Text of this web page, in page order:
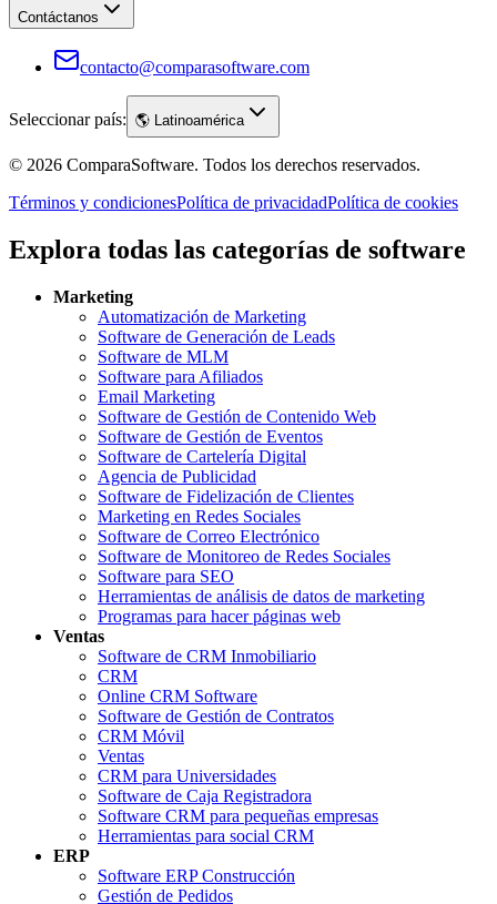
Contáctanos
contacto@comparasoftware.com
Seleccionar país: 🌎 Latinoamérica
© 2026 ComparaSoftware. Todos los derechos reservados.
Términos y condicionesPolítica de privacidadPolítica de cookies
Explora todas las categorías de software
Marketing
Automatización de Marketing
Software de Generación de Leads
Software de MLM
Software para Afiliados
Email Marketing
Software de Gestión de Contenido Web
Software de Gestión de Eventos
Software de Cartelería Digital
Agencia de Publicidad
Software de Fidelización de Clientes
Marketing en Redes Sociales
Software de Correo Electrónico
Software de Monitoreo de Redes Sociales
Software para SEO
Herramientas de análisis de datos de marketing
Programas para hacer páginas web
Ventas
Software de CRM Inmobiliario
CRM
Online CRM Software
Software de Gestión de Contratos
CRM Móvil
Ventas
CRM para Universidades
Software de Caja Registradora
Software CRM para pequeñas empresas
Herramientas para social CRM
ERP
Software ERP Construcción
Gestión de Pedidos